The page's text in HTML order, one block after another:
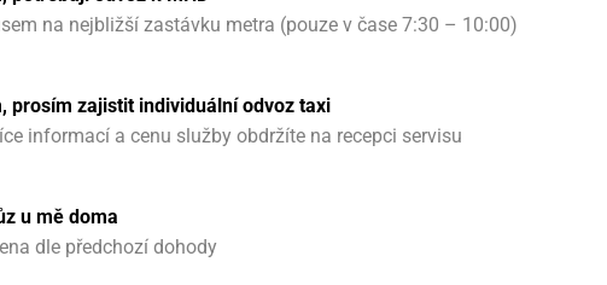
na nejbližší zastávku metra (pouze v čase 7:30 – 10:00)
prosím zajistit individuální odvoz taxi
informací a cenu služby obdržíte na recepci servisu
u mě doma
dle předchozí dohody